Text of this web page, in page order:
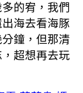
的宥，我們
海去看海豚
鐘，但那清
超想再去玩